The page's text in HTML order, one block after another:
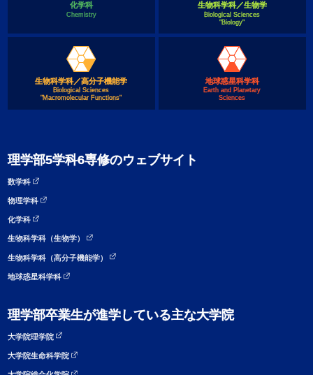
化学科
Chemistry
生物科学科／生物学
Biological Sciences
"Biology"
生物科学科／高分子機能学
Biological Sciences
"Macromolecular Functions"
地球惑星科学科
Earth and Planetary
Sciences
理学部5学科6専修のウェブサイト
数学科
物理学科
化学科
生物科学科（生物学）
生物科学科（高分子機能学）
地球惑星科学科
理学部卒業生が進学している主な大学院
大学院理学院
大学院生命科学院